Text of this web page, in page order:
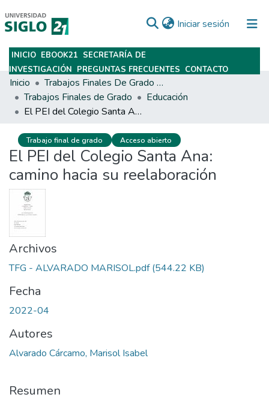
Iniciar sesión (current)
Subir
INICIO EBOOK21 SECRETARÍA DE
INVESTIGACIÓN PREGUNTAS FRECUENTES CONTACTO
Inicio
Trabajos Finales De Grado Y Posgrado
Trabajos Finales de Grado
Educación
El PEI del Colegio Santa Ana: camino hacia su reelaboración
Trabajo final de grado Acceso abierto
El PEI del Colegio Santa Ana:
camino hacia su reelaboración
Archivos
TFG - ALVARADO MARISOL.pdf(544.22 KB)
Fecha
2022-04
Autores
Alvarado Cárcamo, Marisol Isabel
Resumen